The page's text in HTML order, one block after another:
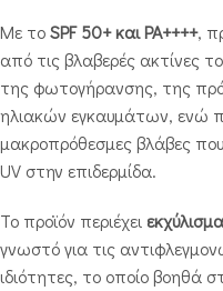
Με τοSPF 50+ και PA++++,
από τις βλαβερές ακτίνες
της φωτογήρανσης, της
ηλιακών εγκαυμάτων, ενώ
μακροπρόθεσμες βλάβες
UV στην επιδερμίδα.
Το προϊόν περιέχει
γνωστό για τις
ιδιότητες, το οποίο βοηθά